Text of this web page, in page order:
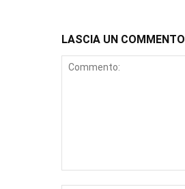
LASCIA UN COMMENTO